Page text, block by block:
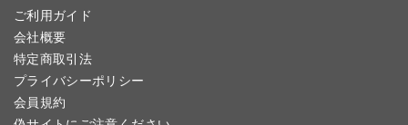
予約商品など一部キャンセルが出来ない場合がございます。あらか
じめご了承ください。
ご利用ガイド
会社概要
特定商取引法
プライバシーポリシー
会員規約